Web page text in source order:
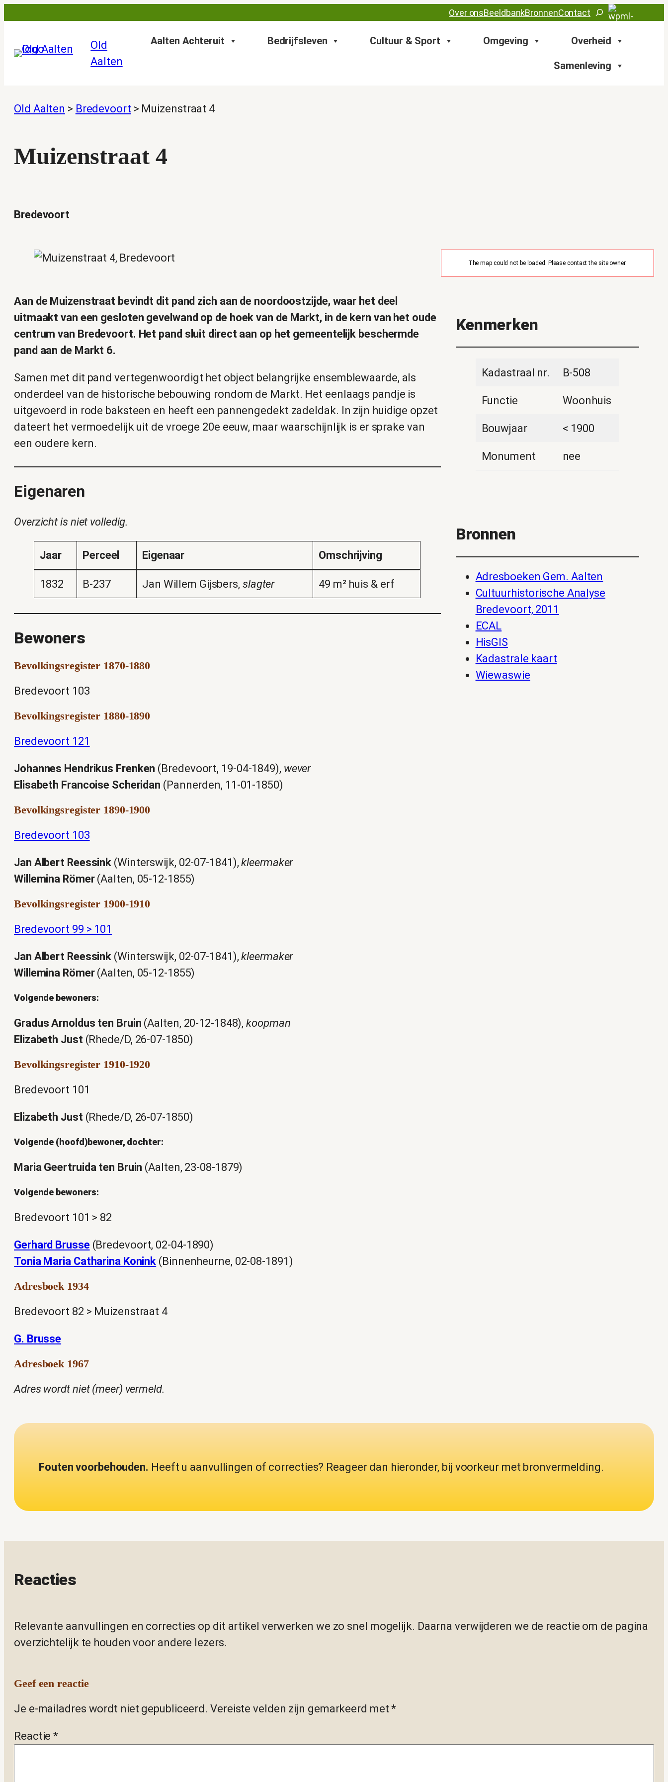
inhoud
Over onsBeeldbankBronnenContact Zoeken
Old
Aalten
Aalten Achteruit Bedrijfsleven Cultuur & Sport Omgeving Overheid
Samenleving
Old Aalten > Bredevoort > Muizenstraat 4
Muizenstraat 4
Bredevoort
Aan de Muizenstraat bevindt dit pand zich aan de noordoostzijde, waar het deel
uitmaakt van een gesloten gevelwand op de hoek van de Markt, in de kern van het oude
centrum van Bredevoort. Het pand sluit direct aan op het gemeentelijk beschermde
pand aan de Markt 6.
Samen met dit pand vertegenwoordigt het object belangrijke ensemblewaarde, als
onderdeel van de historische bebouwing rondom de Markt. Het eenlaags pandje is
uitgevoerd in rode baksteen en heeft een pannengedekt zadeldak. In zijn huidige opzet
dateert het vermoedelijk uit de vroege 20e eeuw, maar waarschijnlijk is er sprake van
een oudere kern.
Eigenaren
Overzicht is niet volledig.
Jaar Perceel Eigenaar Omschrijving
1832 B-237 Jan Willem Gijsbers, slagter 49 m² huis & erf
Bewoners
Bevolkingsregister 1870-1880
Bredevoort 103
Bevolkingsregister 1880-1890
Bredevoort 121
Johannes Hendrikus Frenken (Bredevoort, 19-04-1849), wever
Elisabeth Francoise Scheridan (Pannerden, 11-01-1850)
Bevolkingsregister 1890-1900
Bredevoort 103
Jan Albert Reessink (Winterswijk, 02-07-1841),kleermaker
Willemina Römer(Aalten, 05-12-1855)
Bevolkingsregister 1900-1910
Bredevoort 99 > 101
Jan Albert Reessink (Winterswijk, 02-07-1841),kleermaker
Willemina Römer(Aalten, 05-12-1855)
Volgende bewoners:
Gradus Arnoldus ten Bruin (Aalten, 20-12-1848),koopman
Elizabeth Just (Rhede/D, 26-07-1850)
Bevolkingsregister 1910-1920
Bredevoort 101
Elizabeth Just (Rhede/D, 26-07-1850)
Volgende (hoofd)bewoner, dochter:
Maria Geertruida ten Bruin (Aalten, 23-08-1879)
Volgende bewoners:
Bredevoort 101 > 82
Gerhard Brusse(Bredevoort, 02-04-1890)
Tonia Maria Catharina Konink (Binnenheurne, 02-08-1891)
Adresboek 1934
Bredevoort 82 > Muizenstraat 4
G. Brusse
Adresboek 1967
Adres wordt niet (meer) vermeld.
The map could not be loaded. Please contact the site owner.
Kenmerken
Kadastraal nr. B-508
Functie Woonhuis
Bouwjaar < 1900
Monument nee
Bronnen
Adresboeken Gem. Aalten
Cultuurhistorische Analyse
Bredevoort, 2011
ECAL
HisGIS
Kadastrale kaart
Wiewaswie
Fouten voorbehouden. Heeft u aanvullingen of correcties? Reageer dan hieronder, bij voorkeur met bronvermelding.
Reacties
Relevante aanvullingen en correcties op dit artikel verwerken we zo snel mogelijk. Daarna verwijderen we de reactie om de pagina
overzichtelijk te houden voor andere lezers.
Geef een reactie
Je e-mailadres wordt niet gepubliceerd. Vereiste velden zijn gemarkeerd met*
Reactie*